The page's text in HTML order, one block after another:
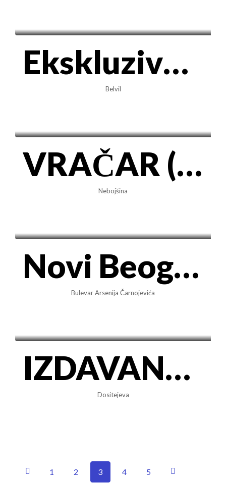
Ekskluzivan LUX 3.0 stan 102m2 sa GARAŽOM • BELVIL (Ljubičica)
Belvil
VRAČAR (Hram) – Elegantan salonski stan 36m2, odmah useljiv
Nebojšina
Novi Beograd, Blok 23 – Funkcionalan 2.0 stan sa pogledom na Most na Adi (42m²)
Bulevar Arsenija Čarnojevića
IZDAVANJE | Dorćol, Dositejeva | 49m² | Renovirano & Namešteno
Dositejeva
1 2 3 4 5